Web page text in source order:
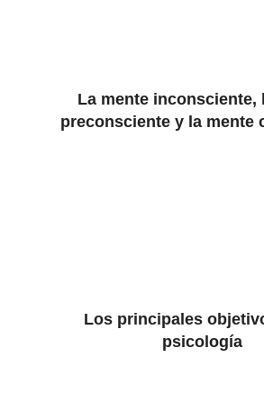
La mente inconsciente,
preconsciente y la mente
Los principales
psicología